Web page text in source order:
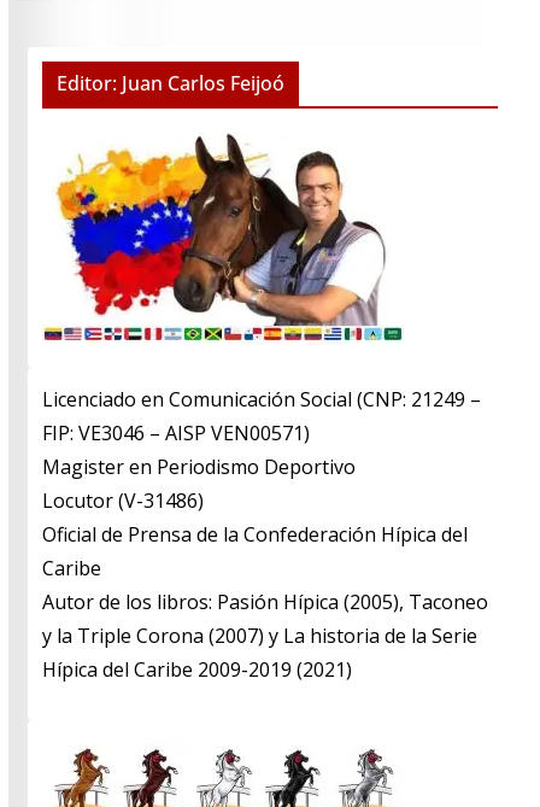
Editor: Juan Carlos Feijoó
Licenciado en Comunicación Social (CNP: 21249 –
FIP: VE3046 – AISP VEN00571)
​Magister en Periodismo Deportivo
​Locutor (V-31486)
​Oficial de Prensa de la Confederación Hípica del
Caribe
​Autor de los libros: Pasión Hípica (2005), Taconeo
y la Triple Corona (2007) y La historia de la Serie
Hípica del Caribe 2009-2019 (2021)